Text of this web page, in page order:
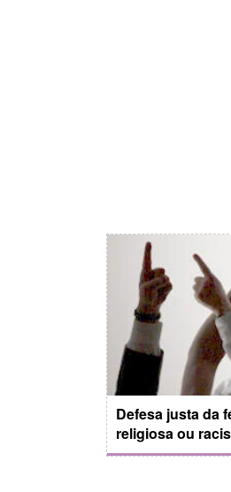
Defesa justa da
religiosa ou